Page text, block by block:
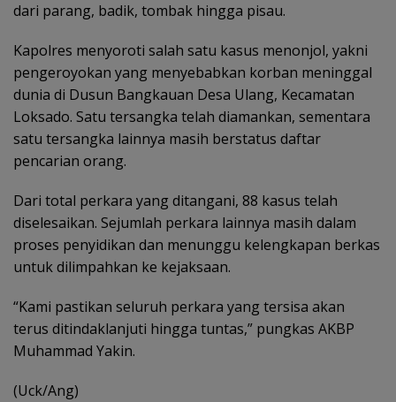
dari parang, badik, tombak hingga pisau.
Kapolres menyoroti salah satu kasus menonjol, yakni
pengeroyokan yang menyebabkan korban meninggal
dunia di Dusun Bangkauan Desa Ulang, Kecamatan
Loksado. Satu tersangka telah diamankan, sementara
satu tersangka lainnya masih berstatus daftar
pencarian orang.
Dari total perkara yang ditangani, 88 kasus telah
diselesaikan. Sejumlah perkara lainnya masih dalam
proses penyidikan dan menunggu kelengkapan berkas
untuk dilimpahkan ke kejaksaan.
“Kami pastikan seluruh perkara yang tersisa akan
terus ditindaklanjuti hingga tuntas,” pungkas AKBP
Muhammad Yakin.
(Uck/Ang)